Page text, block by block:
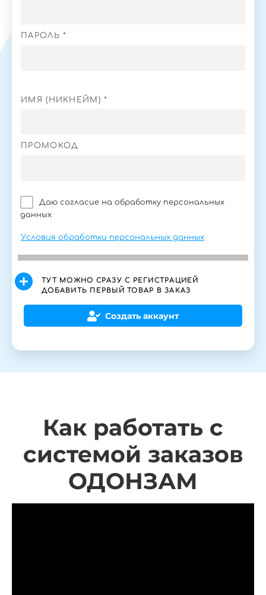
ПАРОЛЬ *
ИМЯ (НИКНЕЙМ) *
ПРОМОКОД
Даю согласие на обработку персональных
данных
Условия обработки персональных данных
ТУТ МОЖНО СРАЗУ С РЕГИСТРАЦИЕЙ
ДОБАВИТЬ ПЕРВЫЙ ТОВАР В ЗАКАЗ
Создать аккаунт
Как работать с
системой заказов
ОДОНЗАМ